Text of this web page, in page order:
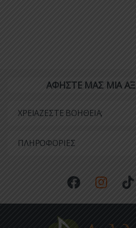
ΑΦΗΣΤΕ ΜΑΣ ΜΙΑ
ΧΡΕΙΑΖΕΣΤΕ ΒΟΗΘΕΙΑ;
ΠΛΗΡΟΦΟΡΙΕΣ